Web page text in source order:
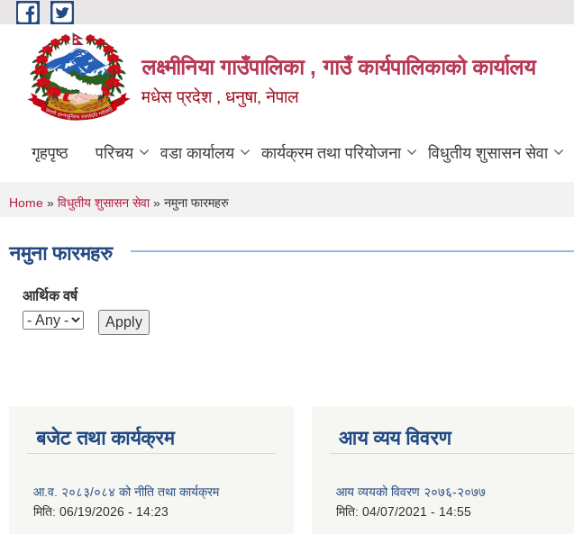
Skip to main content
लक्ष्मीनिया गाउँपालिका , गाउँ कार्यपालिकाको कार्यालय
मधेस प्रदेश , धनुषा, नेपाल
गृहपृष्ठ परिचय वडा कार्यालय कार्यक्रम तथा परियोजना विधुतीय शुसासन सेवा
You are here
Home » विधुतीय शुसासन सेवा» नमुना फारमहरु
नमुना फारमहरु
आर्थिक वर्ष
बजेट तथा कार्यक्रम
आ.व. २०८३/०८४ को नीति तथा कार्यक्रम
मिति: 06/19/2026 - 14:23
आय व्यय विवरण
आय व्ययको विवरण २०७६-२०७७
मिति: 04/07/2021 - 14:55